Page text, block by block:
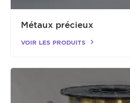
Métaux précieux
VOIR LES PRODUITS